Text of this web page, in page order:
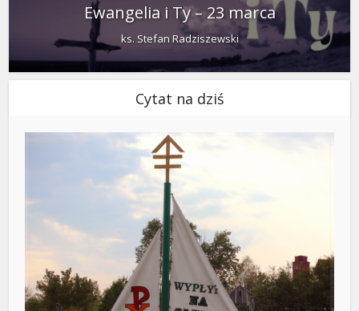
Ewangelia i Ty – 23 marca
ks. Stefan Radziszewski
Cytat na dziś